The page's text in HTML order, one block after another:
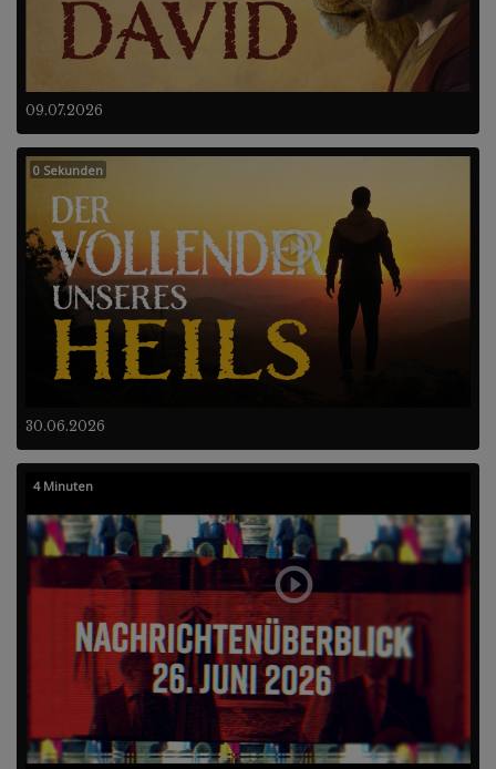
09.07.2026
30.06.2026
0 Sekunden
4 Minuten